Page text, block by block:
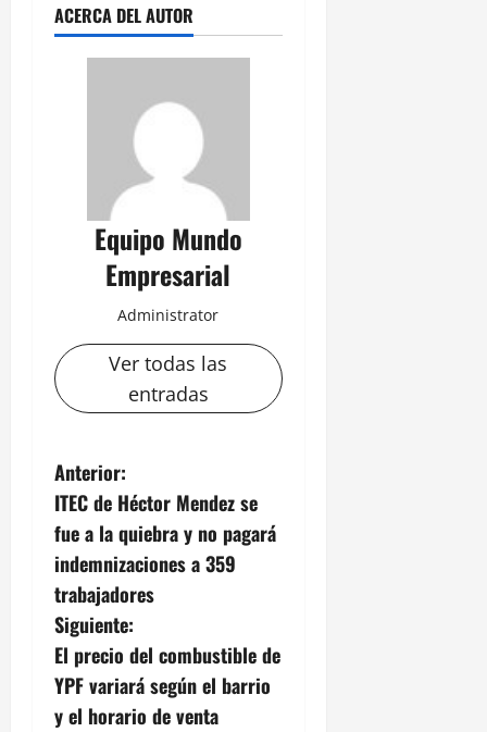
ACERCA DEL AUTOR
Equipo Mundo
Empresarial
Administrator
Ver todas las
entradas
N
a
v
e
g
a
Anterior:
ITEC de Héctor Mendez se
fue a la quiebra y no pagará
indemnizaciones a 359
trabajadores
Siguiente:
El precio del combustible de
YPF variará según el barrio
y el horario de venta